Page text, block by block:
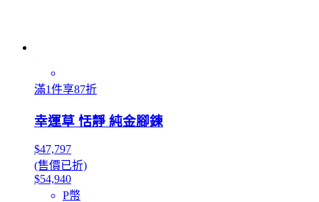
滿1件享87折
幸運草 恬靜 純金腳鍊
$47,797
(售價已折)
$54,940
P幣